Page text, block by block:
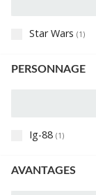
Star Wars (1 )
PERSONNAGE
Ig-88 (1 )
AVANTAGES